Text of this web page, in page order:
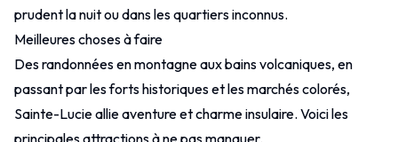
prudent la nuit ou dans les quartiers inconnus.
Meilleures choses à faire
Des randonnées en montagne aux bains volcaniques, en
passant par les forts historiques et les marchés colorés,
Sainte-Lucie allie aventure et charme insulaire. Voici les